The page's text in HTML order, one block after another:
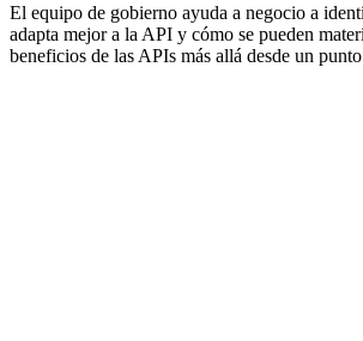
El equipo de gobierno ayuda a negocio a
adapta mejor a la API y cómo se pueden
beneficios de las APIs más allá desde un